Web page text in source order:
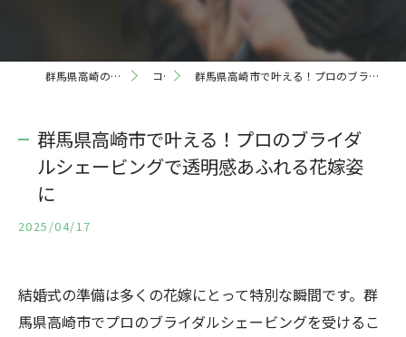
群馬県高崎の理容室ならairyu hair コラム 群馬県高崎市で叶える！プロのブライダルシェービングで透明感あふれる花嫁姿に
群馬県高崎市で叶える！プロのブライダ
ルシェービングで透明感あふれる花嫁姿
に
2025/04/17
結婚式の準備は多くの花嫁にとって特別な瞬間です。群
馬県高崎市でプロのブライダルシェービングを受けるこ